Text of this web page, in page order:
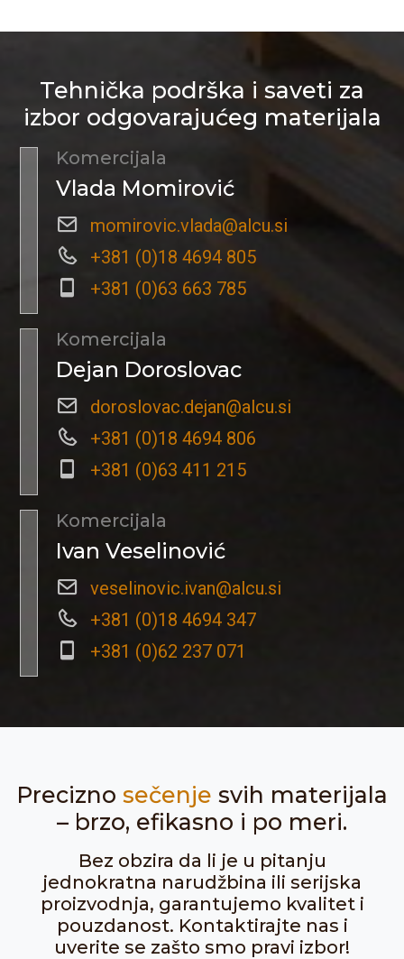
Tehnička podrška i saveti za
izbor odgovarajućeg materijala
Komercijala
Vlada Momirović
momirovic.vlada@alcu.si
+381 (0)18 4694 805
+381 (0)63 663 785
Komercijala
Dejan Doroslovac
doroslovac.dejan@alcu.si
+381 (0)18 4694 806
+381 (0)63 411 215
Komercijala
Ivan Veselinović
veselinovic.ivan@alcu.si
+381 (0)18 4694 347
+381 (0)62 237 071
Precizno sečenje svih materijala
– brzo, efikasno i po meri.
Bez obzira da li je u pitanju
jednokratna narudžbina ili serijska
proizvodnja, garantujemo kvalitet i
pouzdanost. Kontaktirajte nas i
uverite se zašto smo pravi izbor!